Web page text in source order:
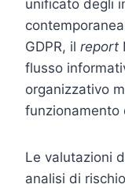
unificato degli
GDPR, il report
flusso
organizzativo
funzionamento
Le valutazioni
analisi di